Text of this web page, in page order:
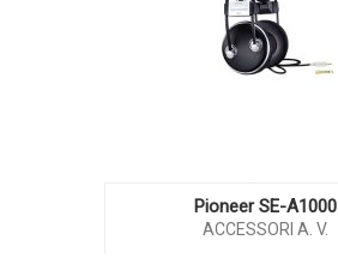
Pioneer SE-A1000
ACCESSORI A. V.